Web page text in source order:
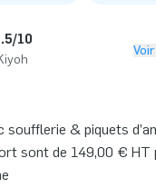
10
soufflerie & piquets
sont de 149,00 € HT